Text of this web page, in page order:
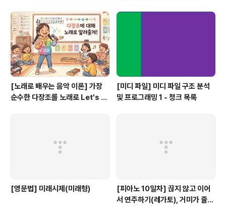
[노래로 배우는 음악 이론] 가장
순수한 다장조를 노래로 Let's G
[미디 파일] 미디 파일 구조 분석
및 프로그래밍 1 - 청크 목록
[영문법] 미래시제(미래형)
[피아노 10일차] 끊지 않고 이어
서 연주하기(레가토), 거미가 줄을